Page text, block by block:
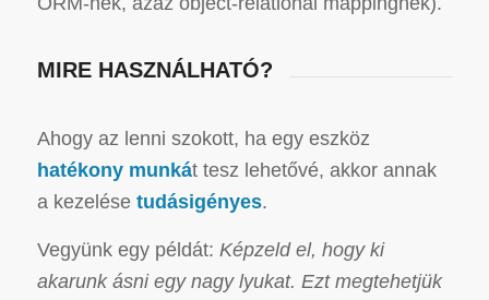
MIRE HASZNÁLHATÓ?
Ahogy az lenni szokott, ha egy eszköz
hatékony munkát tesz lehetővé, akkor annak
a kezelése tudásigényes.
Vegyünk egy példát: Képzeld el, hogy ki
akarunk ásni egy nagy lyukat. Ezt megtehetjük